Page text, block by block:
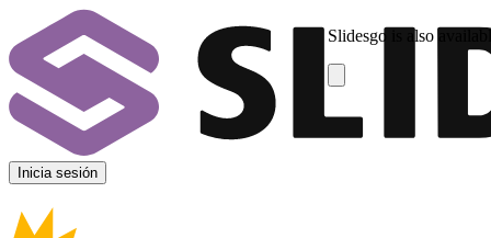
Slidesgo is also
Inicia sesión